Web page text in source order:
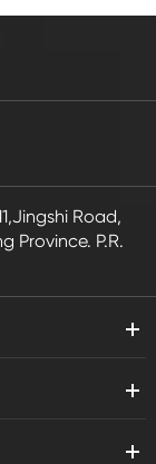
Road,
Province. P.R.